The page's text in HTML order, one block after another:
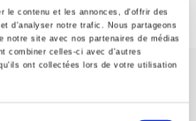
le contenu et les annonces, d'offrir des
d'analyser notre trafic. Nous partageons
notre site avec nos partenaires de médias
combiner celles-ci avec d'autres
ont collectées lors de votre utilisation